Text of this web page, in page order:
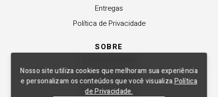
Nosso site utiliza cookies que melhoram sua experiência
e personalizam os conteúdos que você visualiza.Política
de Privacidade.
Entregas
Política de Privacidade
SOBRE
Revender a Marca
Trabalhe Conosco